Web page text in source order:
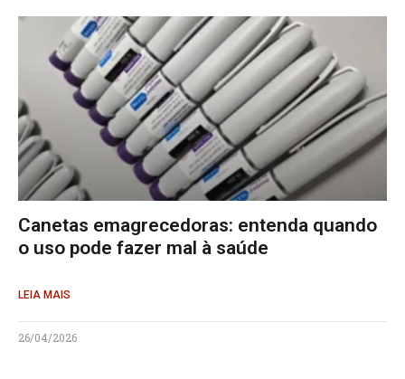
Canetas emagrecedoras: entenda quando
o uso pode fazer mal à saúde
LEIA MAIS
26/04/2026